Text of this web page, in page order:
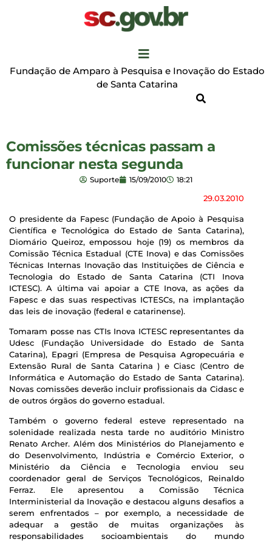
Fundação de Amparo à Pesquisa e Inovação do Estado
de Santa Catarina
Comissões técnicas passam a
funcionar nesta segunda
Suporte 15/09/2010 18:21
29.03.2010
O presidente da Fapesc (Fundação de Apoio à Pesquisa
Científica e Tecnológica do Estado de Santa Catarina),
Diomário Queiroz, empossou hoje (19) os membros da
Comissão Técnica Estadual (CTE Inova) e das Comissões
Técnicas Internas Inovação das Instituições de Ciência e
Tecnologia do Estado de Santa Catarina (CTI Inova
ICTESC). A última vai apoiar a CTE Inova, as ações da
Fapesc e das suas respectivas ICTESCs, na implantação
das leis de inovação (federal e catarinense).
Tomaram posse nas CTIs Inova ICTESC representantes da
Udesc (Fundação Universidade do Estado de Santa
Catarina), Epagri (Empresa de Pesquisa Agropecuária e
Extensão Rural de Santa Catarina ) e Ciasc (Centro de
Informática e Automação do Estado de Santa Catarina).
Novas comissões deverão incluir profissionais da Cidasc e
de outros órgãos do governo estadual.
Também o governo federal esteve representado na
solenidade realizada nesta tarde no auditório Ministro
Renato Archer. Além dos Ministérios do Planejamento e
do Desenvolvimento, Indústria e Comércio Exterior, o
Ministério da Ciência e Tecnologia enviou seu
coordenador geral de Serviços Tecnológicos, Reinaldo
Ferraz. Ele apresentou a Comissão Técnica
Interministerial da Inovação e destacou alguns desafios a
serem enfrentados – por exemplo, a necessidade de
adequar a gestão de muitas organizações às
responsabilidades socioambientais do mundo